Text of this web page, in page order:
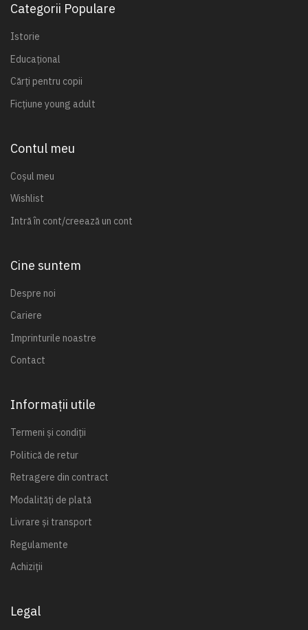
Categorii Populare
Istorie
Educațional
Cărți pentru copii
Ficțiune young adult
Contul meu
Coșul meu
Wishlist
Intră în cont/creează un cont
Cine suntem
Despre noi
Cariere
Imprinturile noastre
Contact
Informații utile
Termeni și condiții
Politică de retur
Retragere din contract
Modalități de plată
Livrare și transport
Regulamente
Achiziții
Legal